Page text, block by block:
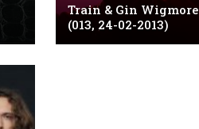
Train & Gin Wigmore
(013, 24-02-2013)